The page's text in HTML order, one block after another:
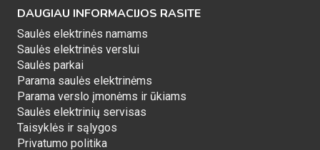
DAUGIAU INFORMACIJOS RASITE
Saulės elektrinės namams
Saulės elektrinės verslui
Saulės parkai
Parama saulės elektrinėms
Parama verslo įmonėms ir ūkiams
Saulės elektrinių servisas
Taisyklės ir sąlygos
Privatumo politika